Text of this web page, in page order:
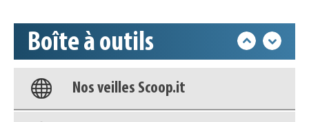
Boîte à outils
Base documentaire
Nos veilles Scoop.it